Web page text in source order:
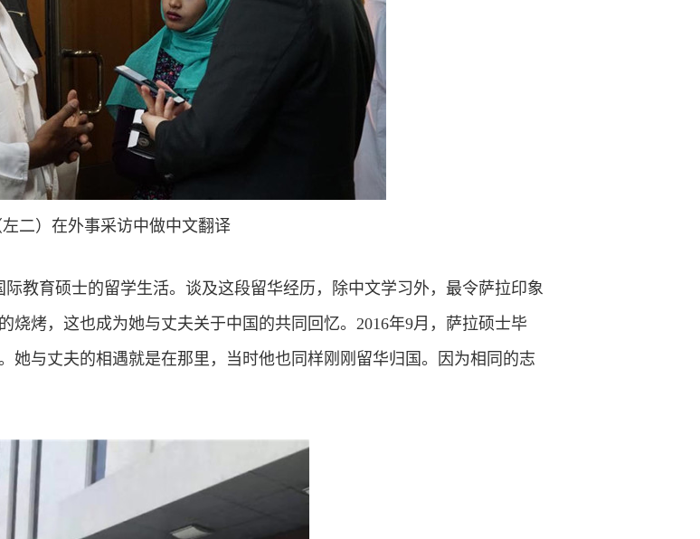
二）在外事采访中做中文翻译
教育硕士的留学生活。谈及这段留华经历，除中文学习外，最令萨拉印象
烤，这也成为她与丈夫关于中国的共同回忆。2016年9月，萨拉硕士毕
她与丈夫的相遇就是在那里，当时他也同样刚刚留华归国。因为相同的志